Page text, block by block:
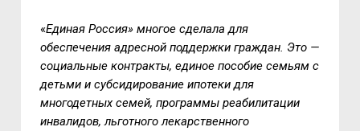
«Единая Россия» многое сделала для
обеспечения адресной поддержки граждан. Это —
социальные контракты, единое пособие семьям с
детьми и субсидирование ипотеки для
многодетных семей, программы реабилитации
инвалидов, льготного лекарственного